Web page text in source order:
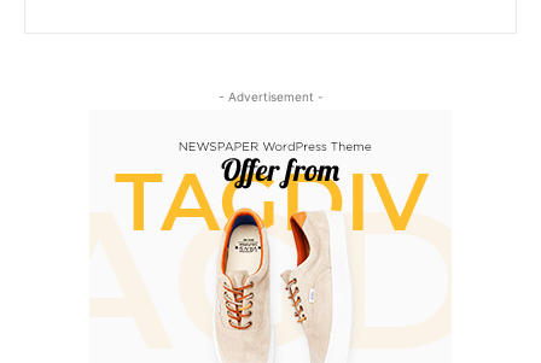
- Advertisement -